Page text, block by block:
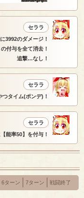
セララ
3992のダメージ！
付与を全て消去！
追撃…なし！
セララ
タイム(ポンデ)！
セララ
能率50】を付与！
6ターン 7ターン 戦闘終了